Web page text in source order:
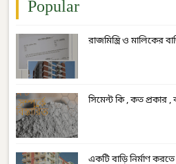
Popular
রাজমিস্ত্রি ও মালিকের
সিমেন্ট কি , কত প্রকার ,
একটি বাড়ি নির্মাণ